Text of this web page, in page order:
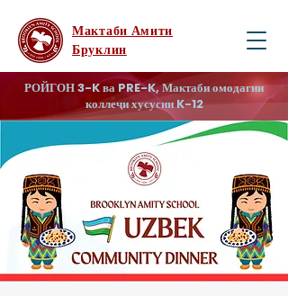
Мактаби Амити
Бруклин
РОЙГОН 3-K ва PRE-K, Мактаби омодагии
коллеҷи хусусии K-12